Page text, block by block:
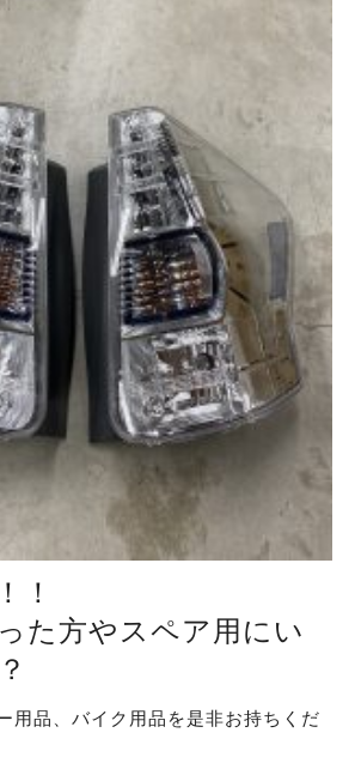
！
た方やスペア用にい
用品、バイク用品を是非お持ちくだ